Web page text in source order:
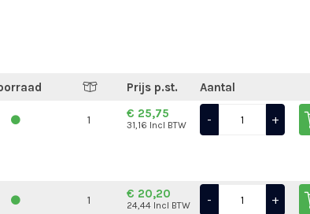
Prijs p.st. Aantal
1 € 25,75
31,16 Incl BTW - +
1 € 20,20
24,44 Incl BTW - +